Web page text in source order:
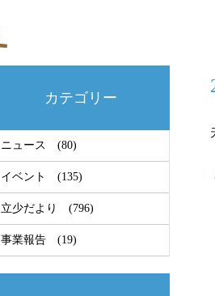
カテゴリー
ニュース (80)
イベント (135)
立少だより (796)
事業報告 (19)